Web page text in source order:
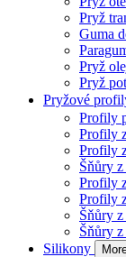
Pryž
Guma
Pryž
Pryž
Pryžové
Profily
Profily
Profily
Šňůry
Profily
Profily
Šňůry
Šňůry
Silikony